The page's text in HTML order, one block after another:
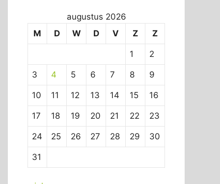
augustus 2026
M
D W D V Z Z
1 2
3 4 5 6 7 8 9
10 11 12 13 14 15 16
17 18 19 20 21 22 23
24 25 26 27 28 29 30
31